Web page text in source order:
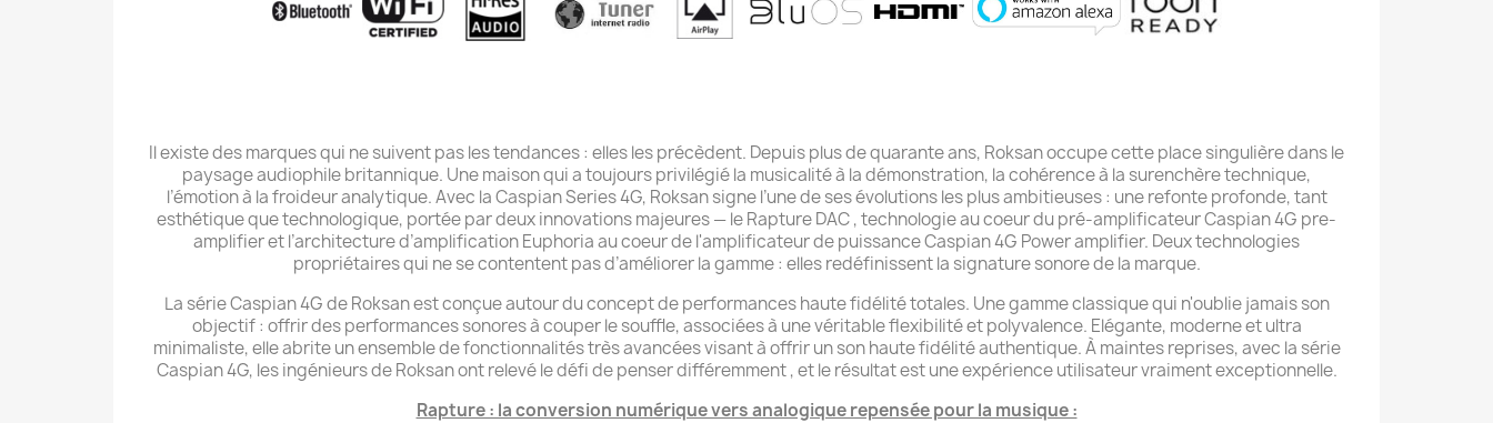
Il existe des marques qui ne suivent pas les tendances : elles les précèdent. Depuis plus de quarante ans, Roksan occupe cette place singulière dans le
paysage audiophile britannique. Une maison qui a toujours privilégié la musicalité à la démonstration, la cohérence à la surenchère technique,
l’émotion à la froideur analytique. Avec la Caspian Series 4G, Roksan signe l’une de ses évolutions les plus ambitieuses : une refonte profonde, tant
esthétique que technologique, portée par deux innovations majeures — le Rapture DAC , technologie au coeur du pré-amplificateur Caspian 4G pre-
amplifier et l’architecture d’amplification Euphoria au coeur de l'amplificateur de puissance Caspian 4G Power amplifier. Deux technologies
propriétaires qui ne se contentent pas d’améliorer la gamme : elles redéfinissent la signature sonore de la marque.
La série Caspian 4G de Roksan est conçue autour du concept de performances haute fidélité totales. Une gamme classique qui n'oublie jamais son
objectif : offrir des performances sonores à couper le souffle, associées à une véritable flexibilité et polyvalence. Elégante, moderne et ultra
minimaliste, elle abrite un ensemble de fonctionnalités très avancées visant à offrir un son haute fidélité authentique. À maintes reprises, avec la série
Caspian 4G, les ingénieurs de Roksan ont relevé le défi de penser différemment , et le résultat est une expérience utilisateur vraiment exceptionnelle.
Rapture : la conversion numérique vers analogique repensée pour la musique :